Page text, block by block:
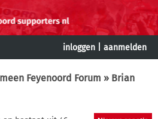
inloggen aanmelden
Feyenoord Forum » Brian